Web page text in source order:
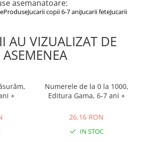
asemanatoare:
ProduseJucarii copii 6-7 aniJucarii feteJucarii
AU VIZUALIZAT DE
ASEMENEA
+
Numerele de la 0 la 1000,
Editura Gama, 6-7 ani +
26,16 RON
IN STOC